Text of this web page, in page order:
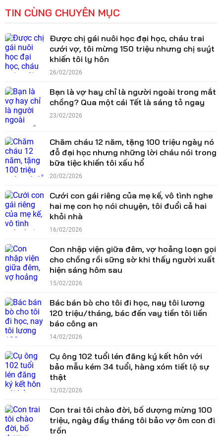
TIN CÙNG CHUYÊN MỤC
Được chị gái nuôi học đại học, cháu trai
cưới vợ, tôi mừng 150 triệu nhưng chị suýt
khiến tôi ly hôn
26/02/2026
Bạn là vợ hay chỉ là người ngoài trong mắt
chồng? Qua một cái Tết là sáng tỏ ngay
23/02/2026
Chăm cháu 12 năm, tặng 100 triệu ngày nó
đỗ đại học nhưng những lời cháu nói trong
bữa tiệc khiến tôi xấu hổ
20/02/2026
Cưới con gái riêng của mẹ kế, vô tình nghe
hai mẹ con họ nói chuyện, tôi đuổi cả hai
khỏi nhà
16/02/2026
Con nhập viện giữa đêm, vợ hoảng loạn gọi
cho chồng rồi sững sờ khi thấy người xuất
hiện sáng hôm sau
15/02/2026
Bác bán bò cho tôi đi học, nay tôi lương
120 triệu/tháng, bác đến vay tiền tôi liền
báo công an
14/02/2026
Cụ ông 102 tuổi lén đăng ký kết hôn với
bảo mẫu kém 34 tuổi, hàng xóm tiết lộ sự
thật
12/02/2026
Con trai tôi chào đời, bố dượng mừng 100
triệu, ngày đầy tháng tôi bảo vợ ôm con đi
trốn